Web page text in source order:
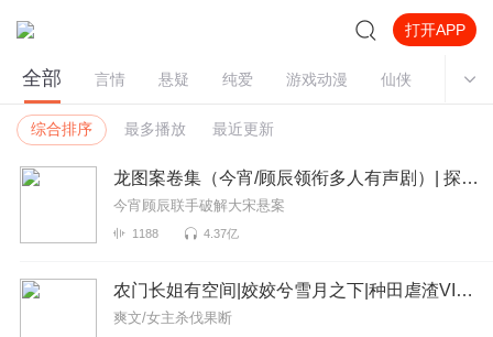
打开APP
全部 言情 悬疑 纯爱 游戏动漫 仙侠 架空
综合排序 最多播放 最近更新
龙图案卷集（今宵/顾辰领衔多人有声剧）| 探案
今宵顾辰联手破解大宋悬案
1188 4.37亿
农门长姐有空间|姣姣兮雪月之下|种田虐渣VIP免费
爽文/女主杀伐果断